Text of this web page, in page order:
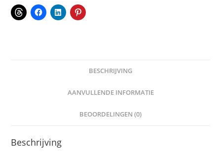
BESCHRIJVING
AANVULLENDE INFORMATIE
BEOORDELINGEN (0)
Beschrijving